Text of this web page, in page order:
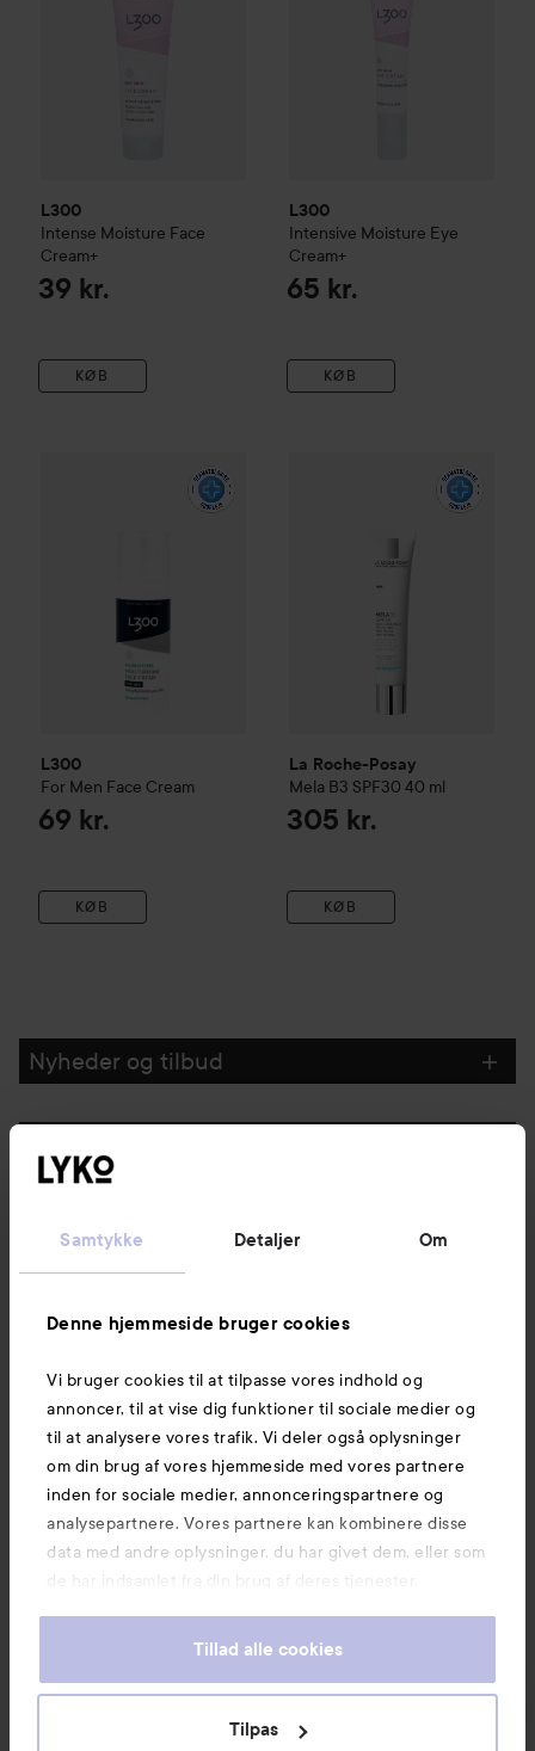
Samtykke Detaljer Om
Denne hjemmeside bruger cookies
Vi bruger cookies til at tilpasse vores indhold og
annoncer, til at vise dig funktioner til sociale medier og
til at analysere vores trafik. Vi deler også oplysninger
om din brug af vores hjemmeside med vores partnere
inden for sociale medier, annonceringspartnere og
analysepartnere. Vores partnere kan kombinere disse
data med andre oplysninger, du har givet dem, eller som
de har indsamlet fra din brug af deres tjenester.
Tillad alle cookies
Tilpas
L300
Intense Moisture Face
Cream+
39 kr.
KØB
L300
Intensive Moisture Eye
Cream+
65 kr.
KØB
L300
For Men Face Cream
69 kr.
KØB
La Roche-Posay
Mela B3 SPF30 40 ml
305 kr.
KØB
Nyheder og tilbud
Kundeservice
Information
Mere at udforske